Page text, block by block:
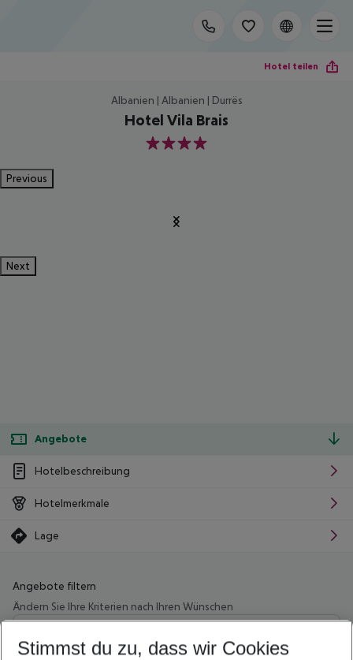
Hotel teilen
Albanien | Albanien | Durrës
Hotel Vila Brais
4
Previous
Next
Angebote
Hotelbeschreibung
Hotelmerkmale
Lage
Angebote filtern
Ändern Sie Ihre Kriterien nach Ihren Wünschen
Wähle deinen Abflughafen
Beliebiger Abflughafen
Stimmst du zu, dass wir Cookies